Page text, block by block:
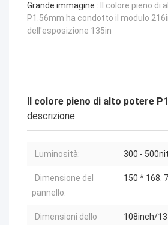
Grande immagine :
Il colore pieno di
P1.56mm ha condotto il modulo
dell'esposizione 135in
Il colore pieno di alto potere
descrizione
Luminosità: 300 -
Dimensione del
pannello:
150 * 168.
Dimensioni dello
108inch/